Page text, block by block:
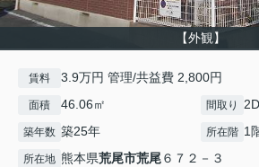
【外観】
賃料 3.9万円 管理/共益費 2,800円
面積 46.06㎡ 間取り
築年数 築25年 所在階 1
所在地 熊本県荒尾市荒尾６７２－３